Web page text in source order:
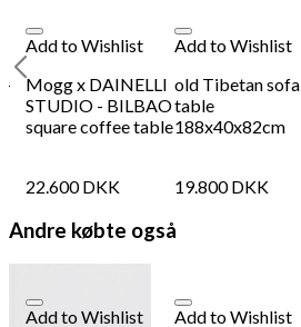
-
Add to Wishlist
Mogg x DAINELLI
STUDIO - BILBAO
square coffee table
22.600DKK
Add to Wishlist
old Tibetan sofa
table
188x40x82cm
19.800DKK
Andre købte også
Add to Wishlist
Add to Wishlist